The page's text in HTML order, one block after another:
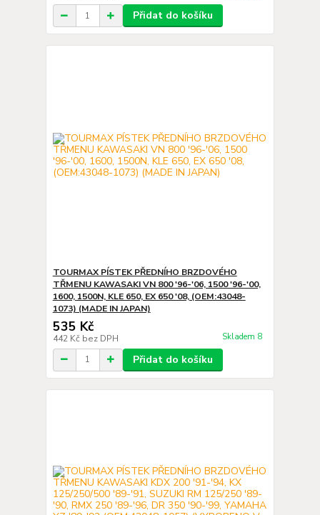
Přidat do košíku
TOURMAX PÍSTEK PŘEDNÍHO BRZDOVÉHO
TŘMENU KAWASAKI VN 800 '96-'06, 1500 '96-'00,
1600, 1500N, KLE 650, EX 650 '08, (OEM:43048-
1073) (MADE IN JAPAN)
535 Kč
442 Kč bez DPH Skladem 8
Přidat do košíku